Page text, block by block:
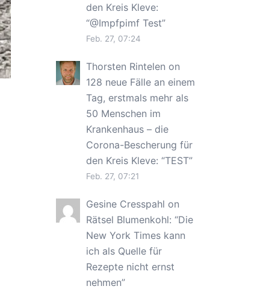
den Kreis Kleve:
“@Impfpimf Test”
Feb. 27, 07:24
Thorsten Rintelen on
128 neue Fälle an einem
Tag, erstmals mehr als
50 Menschen im
Krankenhaus – die
Corona-Bescherung für
den Kreis Kleve: “TEST”
Feb. 27, 07:21
Gesine Cresspahl on
Rätsel Blumenkohl: “Die
New York Times kann
ich als Quelle für
Rezepte nicht ernst
nehmen”